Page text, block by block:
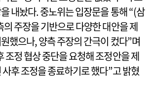
내놨다. 중노위는 입장문을 통해 “(삼
의 주장을 기반으로 다양한 대안을 제
했으나, 양측 주장의 간극이 컸다”며
조정 협상 중단을 요청해 조정안을 제
후 조정을 종료하기로 했다”고 밝혔